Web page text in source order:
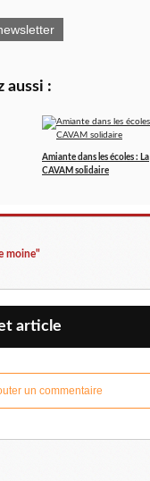
aussi :
Amiante dans les écoles : La
CAVAM solidaire
moine"
article
un commentaire